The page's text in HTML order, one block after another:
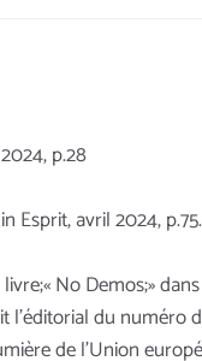
p.28
Esprit, avril 2024, p.75.
No Demos;»
l’éditorial du numéro
de l’Union